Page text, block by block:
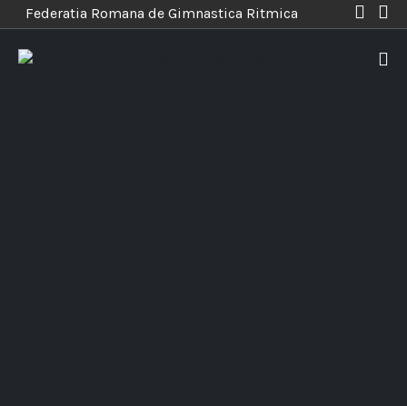
Federatia Romana de Gimnastica Ritmica